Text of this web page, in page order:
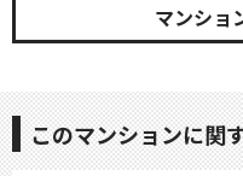
マンショ
このマンションに関